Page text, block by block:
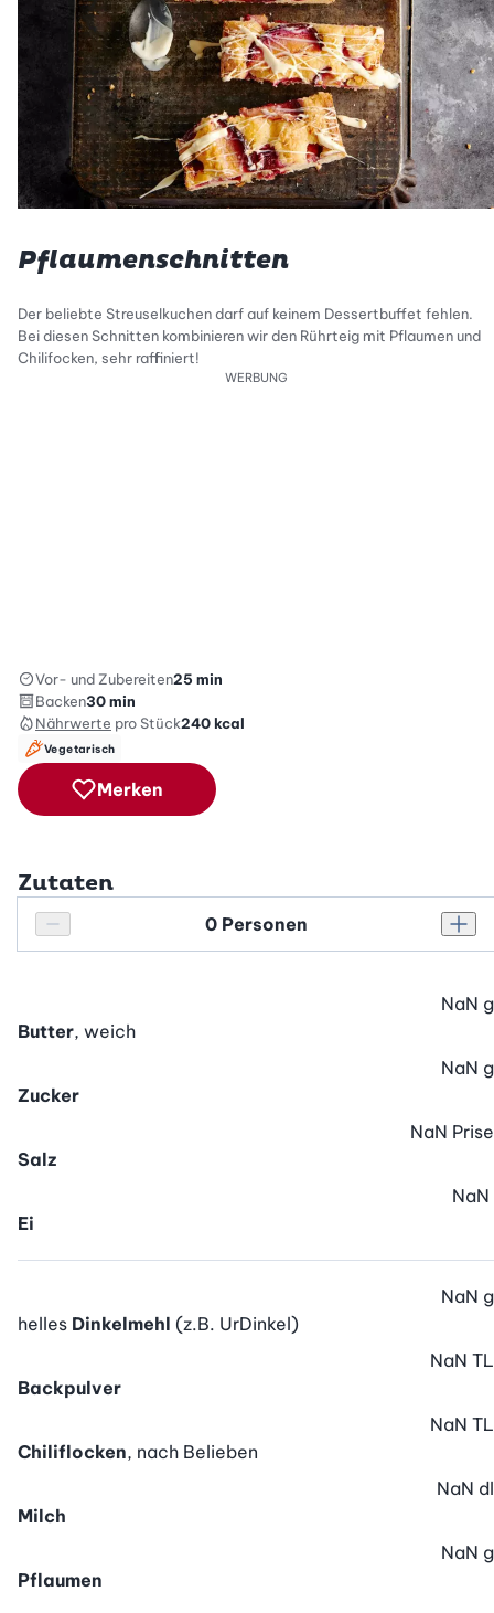
Pflaumenschnitten
Der beliebte Streuselkuchen darf auf keinem Dessertbuffet fehlen.
Bei diesen Schnitten kombinieren wir den Rührteig mit Pflaumen und
Chilifocken, sehr raffiniert!
WERBUNG
Vor- und Zubereiten25 min
Backen30 min
Nährwerte pro Stück240kcal
Vegetarisch
Merken
Zutaten
Personenanzahl verringern
Personenanzahl
Butter, weich
NaN g
Zucker
NaN g
Salz
NaN Prise
Ei
NaN
helles Dinkelmehl (z.B. UrDinkel)
NaN g
Backpulver
NaN TL
Chiliflocken, nach Belieben
NaN TL
Milch
NaN dl
Pflaumen
NaN g